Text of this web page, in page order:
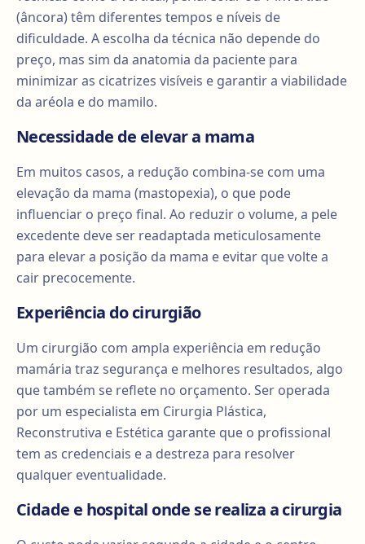
(âncora) têm diferentes tempos e níveis de
dificuldade. A escolha da técnica não depende do
preço, mas sim da anatomia da paciente para
minimizar as cicatrizes visíveis e garantir a viabilidade
da aréola e do mamilo.
Necessidade de elevar a mama
Em muitos casos, a redução combina-se com uma
elevação da mama (mastopexia), o que pode
influenciar o preço final. Ao reduzir o volume, a pele
excedente deve ser readaptada meticulosamente
para elevar a posição da mama e evitar que volte a
cair precocemente.
Experiência do cirurgião
Um cirurgião com ampla experiência em redução
mamária traz segurança e melhores resultados, algo
que também se reflete no orçamento. Ser operada
por um especialista em Cirurgia Plástica,
Reconstrutiva e Estética garante que o profissional
tem as credenciais e a destreza para resolver
qualquer eventualidade.
Cidade e hospital onde se realiza a cirurgia